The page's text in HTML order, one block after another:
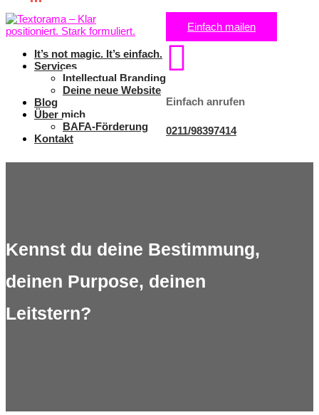
It’s not magic. It’s einfach.
Services
Intellectual Branding
Deine neue Website
Blog
Über mich
BAFA-Förderung
Kontakt
Einfach mailen

Einfach anrufen
0211/98397414
Kennst du deine Bestimmung,
deinen Purpose, deinen
Leitstern?